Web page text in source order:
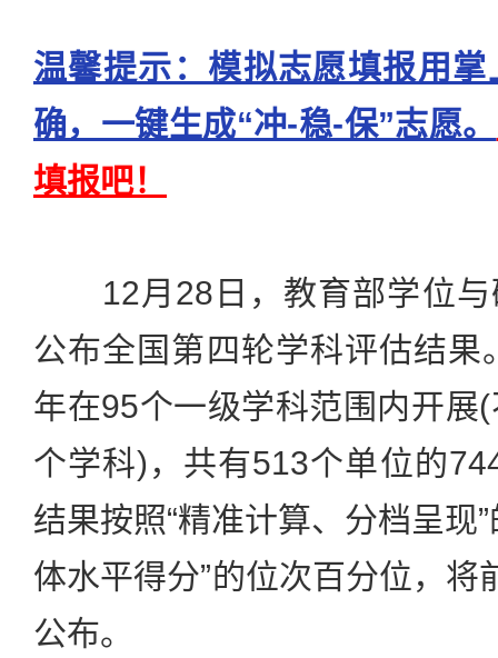
温馨提示：模拟志愿填报用
确，一键生成“冲-稳-保”志愿。
填报吧！
12月28日，教育部学位与
公布全国第四轮学科评估结果
年在95个一级学科范围内开展
个学科)，共有513个单位的
结果按照“精准计算、分档呈现
体水平得分”的位次百分位，将
公布。